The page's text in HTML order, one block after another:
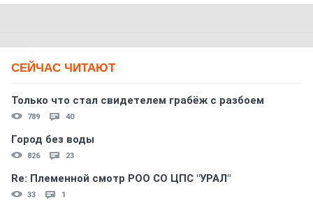
СЕЙЧАС ЧИТАЮТ
Только что стал свидетелем грабёж с разбоем
789 40
Город без воды
826 23
Re: Племеннoй смoтр РOO CO ЦПС "УРАЛ"
33 1